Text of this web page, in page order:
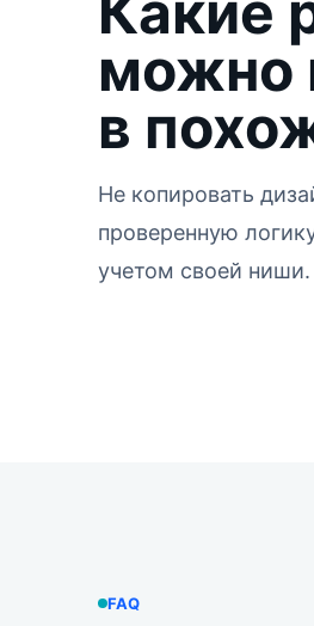
можно
в
Не копировать
проверенную
учетом своей ниши.
FAQ